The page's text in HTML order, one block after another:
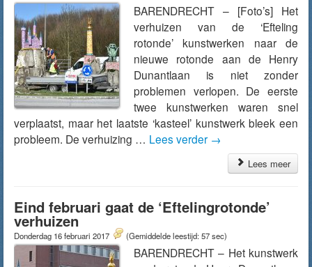
BARENDRECHT – [Foto’s] Het
verhuizen van de ‘Efteling
rotonde’ kunstwerken naar de
nieuwe rotonde aan de Henry
Dunantlaan is niet zonder
problemen verlopen. De eerste
twee kunstwerken waren snel
verplaatst, maar het laatste ‘kasteel’ kunstwerk bleek een
probleem. De verhuizing … Lees verder →
Lees meer
Eind februari gaat de ‘Eftelingrotonde’
verhuizen
Donderdag 16 februari 2017 (Gemiddelde leestijd: 57 sec)
BARENDRECHT – Het kunstwerk